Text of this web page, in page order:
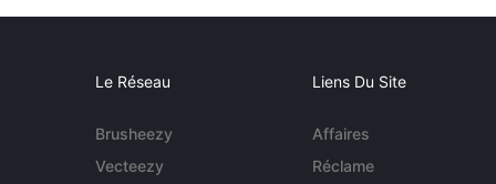
Le Réseau
Brusheezy
Vecteezy
Liens Du Site
Affaires
Réclame